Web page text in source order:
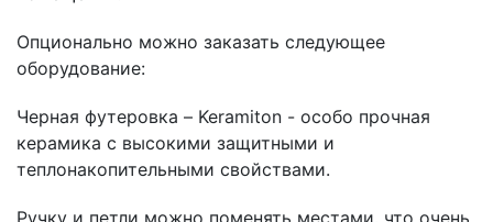
Опционально можно заказать следующее
оборудование:
Черная футеровка – Keramiton - особо прочная
керамика с высокими защитными и
теплонакопительными свойствами.